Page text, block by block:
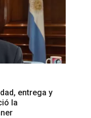
entrega y
la